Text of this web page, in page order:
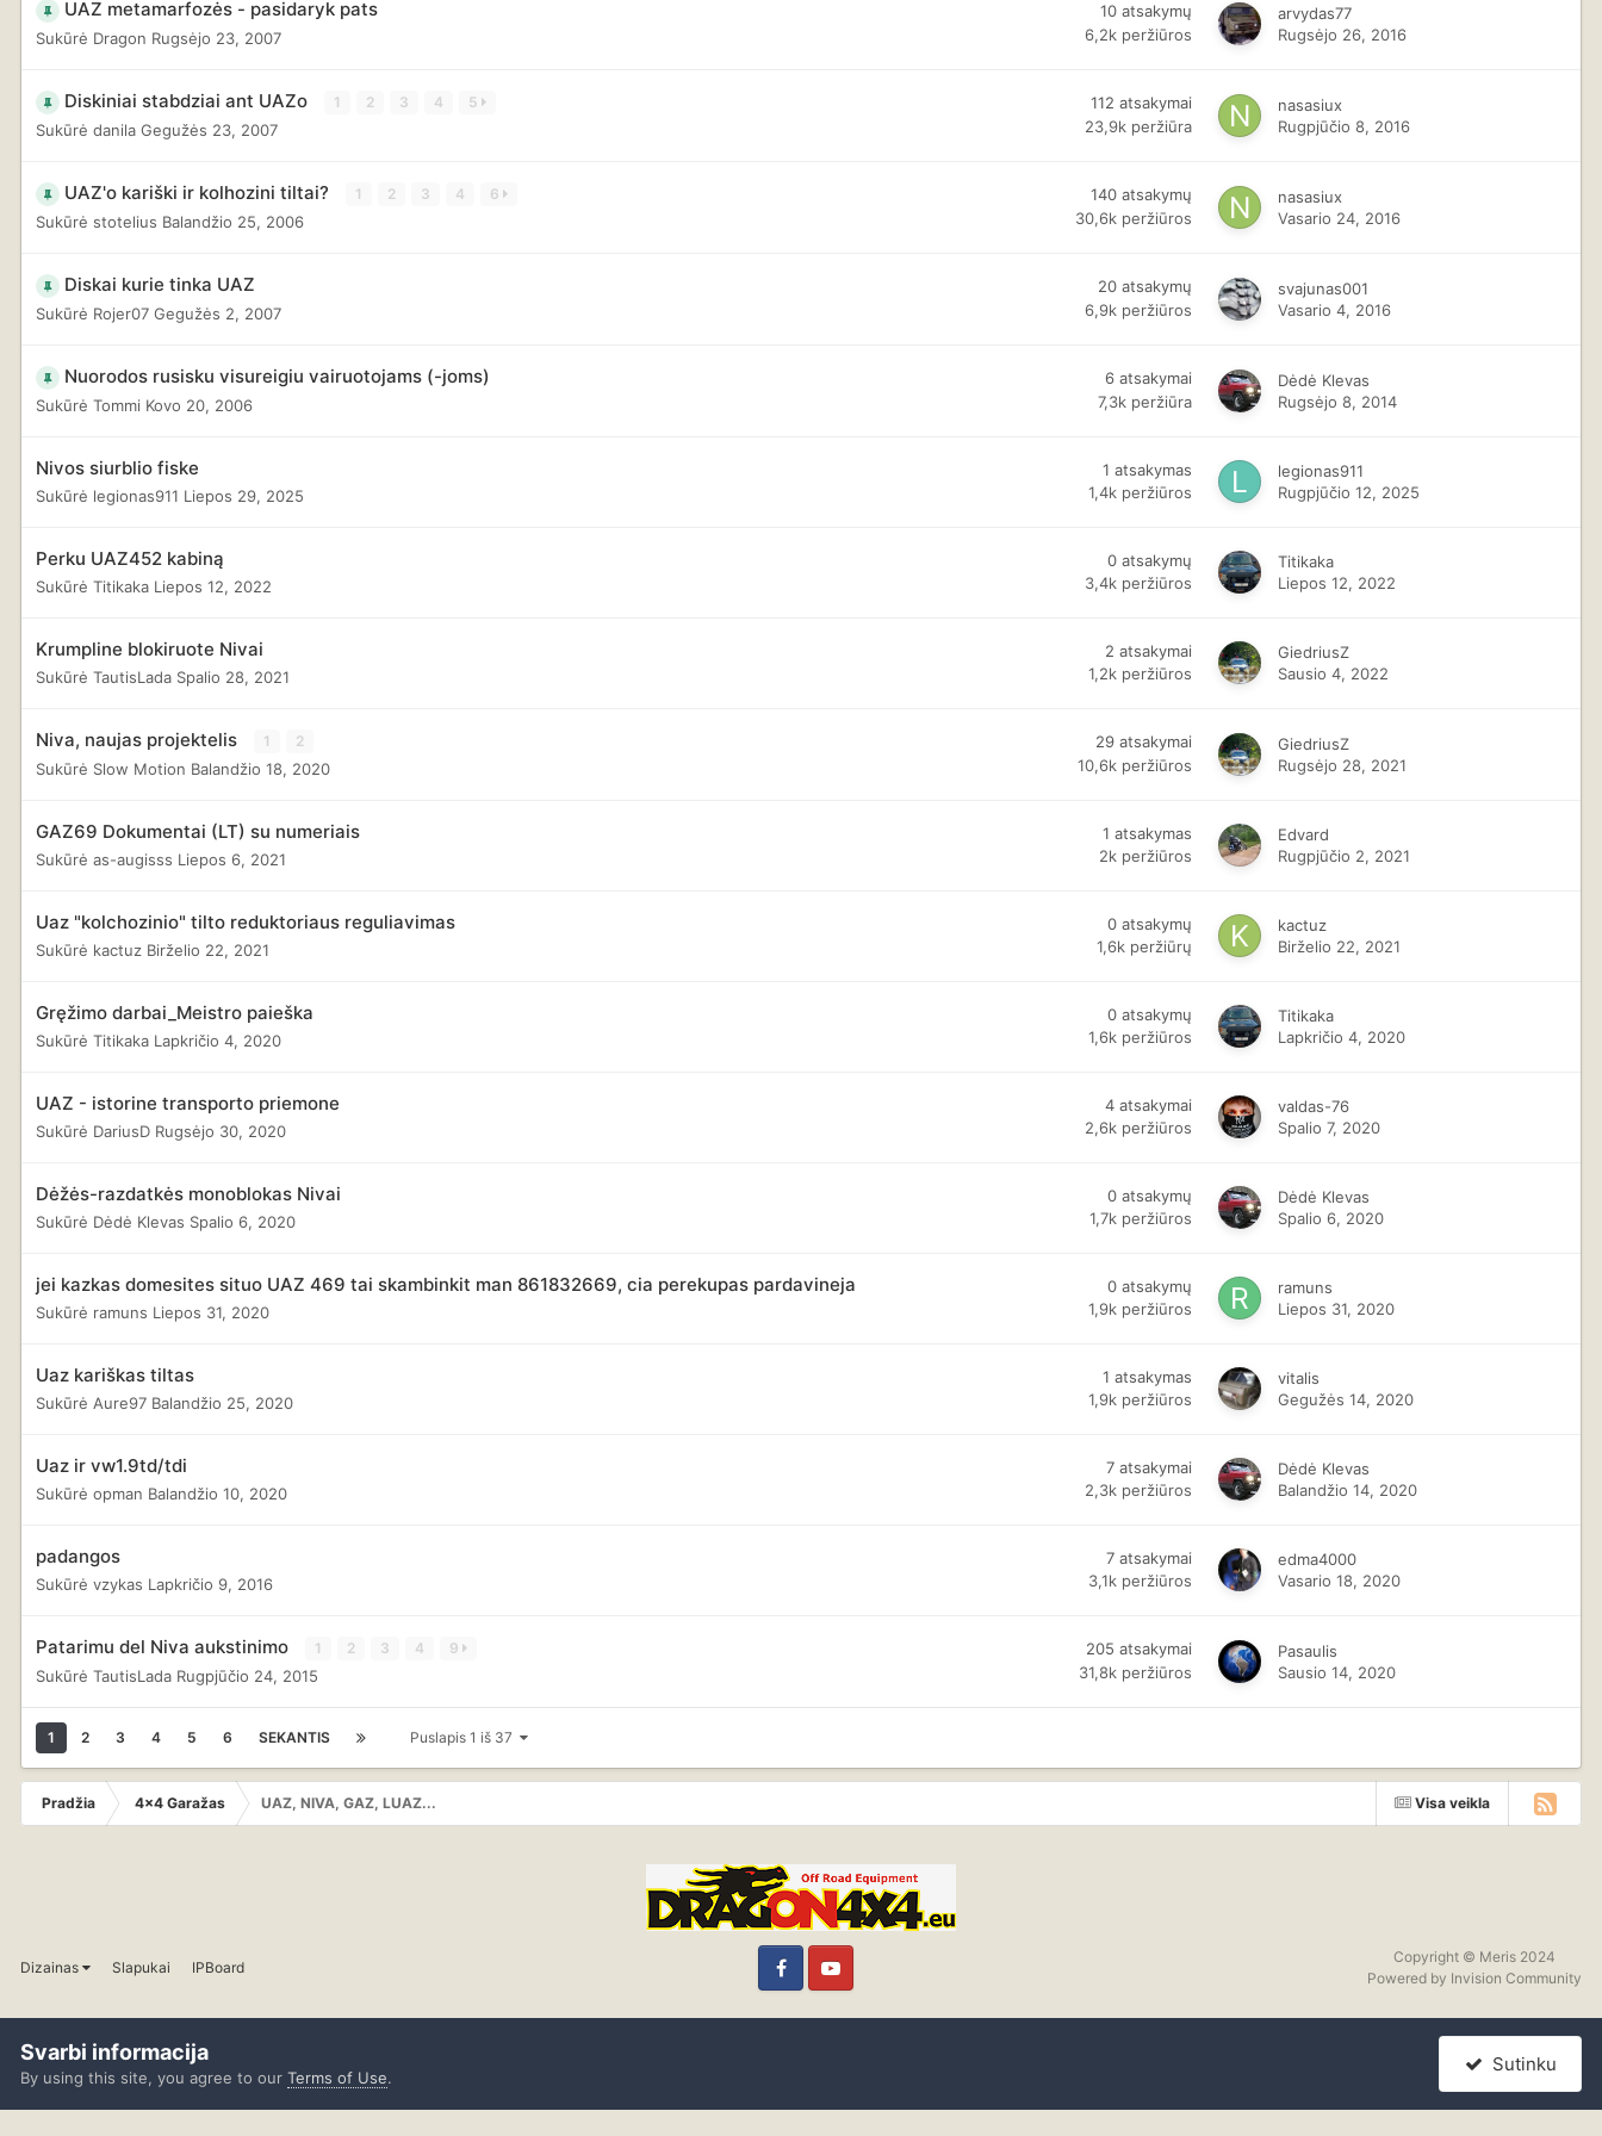
UAZ metamarfozės - pasidaryk pats
Sukūrė Dragon Rugsėjo 23, 2007
10 atsakymų
6,2k peržiūros
arvydas77
Rugsėjo 26, 2016
Diskiniai stabdziai ant UAZo 1 2 3 4 5
Sukūrė danila Gegužės 23, 2007
112 atsakymai
23,9k peržiūra
nasasiux
Rugpjūčio 8, 2016
UAZ'o kariški ir kolhozini tiltai? 1 2 3 4 6
Sukūrė stotelius Balandžio 25, 2006
140 atsakymų
30,6k peržiūros
nasasiux
Vasario 24, 2016
Diskai kurie tinka UAZ
Sukūrė Rojer07 Gegužės 2, 2007
20 atsakymų
6,9k peržiūros
svajunas001
Vasario 4, 2016
Nuorodos rusisku visureigiu vairuotojams (-joms)
Sukūrė Tommi Kovo 20, 2006
6 atsakymai
7,3k peržiūra
Dėdė Klevas
Rugsėjo 8, 2014
Nivos siurblio fiske
Sukūrė legionas911 Liepos 29, 2025
1 atsakymas
1,4k peržiūros
legionas911
Rugpjūčio 12, 2025
Perku UAZ452 kabiną
Sukūrė Titikaka Liepos 12, 2022
0 atsakymų
3,4k peržiūros
Titikaka
Liepos 12, 2022
Krumpline blokiruote Nivai
Sukūrė TautisLada Spalio 28, 2021
2 atsakymai
1,2k peržiūros
GiedriusZ
Sausio 4, 2022
Niva, naujas projektelis 1 2
Sukūrė Slow Motion Balandžio 18, 2020
29 atsakymai
10,6k peržiūros
GiedriusZ
Rugsėjo 28, 2021
GAZ69 Dokumentai (LT) su numeriais
Sukūrė as-augisss Liepos 6, 2021
1 atsakymas
2k peržiūros
Edvard
Rugpjūčio 2, 2021
Uaz "kolchozinio" tilto reduktoriaus reguliavimas
Sukūrė kactuz Birželio 22, 2021
0 atsakymų
1,6k peržiūrų
kactuz
Birželio 22, 2021
Gręžimo darbai_Meistro paieška
Sukūrė Titikaka Lapkričio 4, 2020
0 atsakymų
1,6k peržiūros
Titikaka
Lapkričio 4, 2020
UAZ - istorine transporto priemone
Sukūrė DariusD Rugsėjo 30, 2020
4 atsakymai
2,6k peržiūros
valdas-76
Spalio 7, 2020
Dėžės-razdatkės monoblokas Nivai
Sukūrė Dėdė Klevas Spalio 6, 2020
0 atsakymų
1,7k peržiūros
Dėdė Klevas
Spalio 6, 2020
jei kazkas domesites situo UAZ 469 tai skambinkit man 861832669, cia perekupas pardavineja
Sukūrė ramuns Liepos 31, 2020
0 atsakymų
1,9k peržiūros
ramuns
Liepos 31, 2020
Uaz kariškas tiltas
Sukūrė Aure97 Balandžio 25, 2020
1 atsakymas
1,9k peržiūros
vitalis
Gegužės 14, 2020
Uaz ir vw1.9td/tdi
Sukūrė opman Balandžio 10, 2020
7 atsakymai
2,3k peržiūros
Dėdė Klevas
Balandžio 14, 2020
padangos
Sukūrė vzykas Lapkričio 9, 2016
7 atsakymai
3,1k peržiūros
edma4000
Vasario 18, 2020
Patarimu del Niva aukstinimo 1 2 3 4 9
Sukūrė TautisLada Rugpjūčio 24, 2015
205 atsakymai
31,8k peržiūros
Pasaulis
Sausio 14, 2020
1 2 3 4 5 6 SEKANTIS Puslapis 1 iš 37
Visa veikla
Pradžia 4x4 Garažas UAZ, NIVA, GAZ, LUAZ...
Dizainas Slapukai IPBoard
FacebookYouTube
Copyright © Meris 2024
Powered by Invision Community
Svarbi informacija
By using this site, you agree to our Terms of Use.
Sutinku